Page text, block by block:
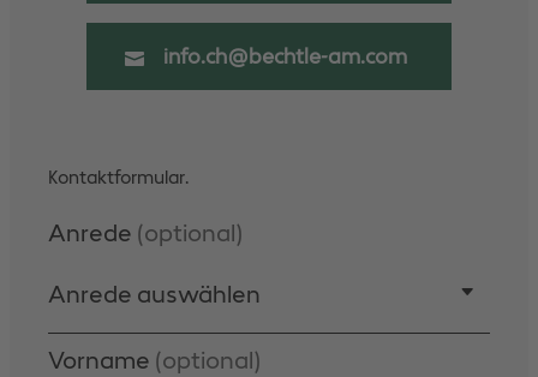
info.ch@bechtle-am.com
Skip form
Kontaktformular.
Anrede (optional)
Anrede auswählen
Vorname (optional)